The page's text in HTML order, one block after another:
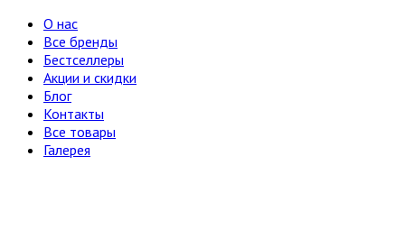
О нас
Все бренды
Бестселлеры
Акции и скидки
Блог
Контакты
Все товары
Галерея